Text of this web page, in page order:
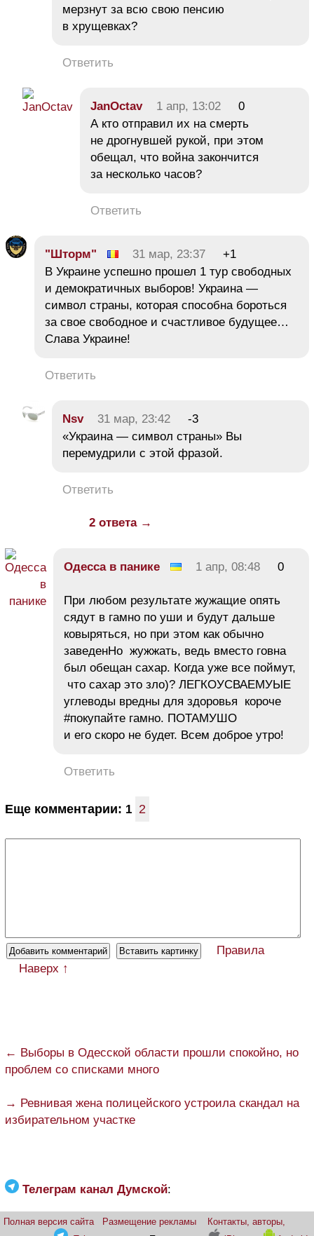
мерзнут за всю свою пенсию
в хрущевках?
Ответить
JanOctav 1 апр, 13:02
0
А кто отправил их на смерть
не дрогнувшей рукой, при этом
обещал, что война закончится
за несколько часов?
Ответить
"Шторм" 31 мар, 23:37
+1
В Украине успешно прошел 1 тур свободных
и демократичных выборов! Украина —
символ страны, которая способна бороться
за свое свободное и счастливое будущее…
Слава Украине!
Ответить
Nsv 31 мар, 23:42
-3
«Украина — символ страны» Вы
перемудрили с этой фразой.
Ответить
2 ответа →
Одесса в панике 1 апр, 08:48 0
При любом результате жужащие опять
сядут в гамно по уши и будут дальше
ковыряться, но при этом как обычно
заведенНо жужжать, ведь вместо говна
был обещан сахар. Когда уже все поймут,
что сахар это зло)? ЛЕГКОУСВАЕМУЫЕ
углеводы вредны для здоровья короче
#покупайте гамно. ПОТАМУШО
и его скоро не будет. Всем доброе утро!
Ответить
Еще комментарии: 1 2
Правила
Наверх ↑
← Выборы в Одесской области прошли спокойно, но
проблем со списками много
→ Ревнивая жена полицейского устроила скандал на
избирательном участке
Телеграм канал Думской:
Полная версия сайта Размещение рекламы
Контакты, авторы,